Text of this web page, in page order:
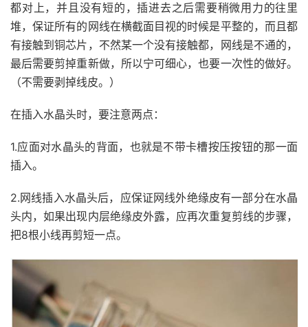
都对上，并且没有短的，插进去之后需要稍微用力的往里
堆，保证所有的网线在横截面目视的时候是平整的，而且都
有接触到铜芯片，不然某一个没有接触都，网线是不通的，
最后需要剪掉重新做，所以宁可细心，也要一次性的做好。
（不需要剥掉线皮。）
在插入水晶头时，要注意两点：
1.应面对水晶头的背面，也就是不带卡槽按压按钮的那一面
插入。
2.网线插入水晶头后，应保证网线外绝缘皮有一部分在水晶
头内，如果出现内层绝缘皮外露，应再次重复剪线的步骤，
把8根小线再剪短一点。